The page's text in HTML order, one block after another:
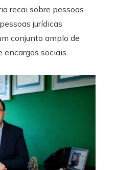
recai sobre pessoas
jurídicas
conjunto amplo de
sociais...